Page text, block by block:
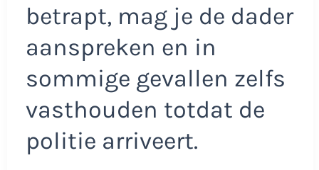
betrapt, mag je de dader
aanspreken en in
sommige gevallen zelfs
vasthouden totdat de
politie arriveert.